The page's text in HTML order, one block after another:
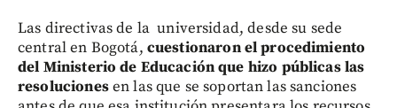
Las directivas de la universidad, desde su sede
central en Bogotá, cuestionaron el procedimiento
del Ministerio de Educación que hizo públicas las
resolucionesen las que se soportan las sanciones